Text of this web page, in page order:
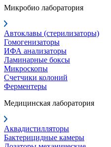
Микробио лаборатория
Автоклавы (стерилизаторы)
Гомогенизаторы
ИФА анализаторы
Ламинарные боксы
Микроскопы
Счетчики колоний
Ферментеры
Медицинская лаборатория
Аквадистилляторы
Бактерицидные камеры